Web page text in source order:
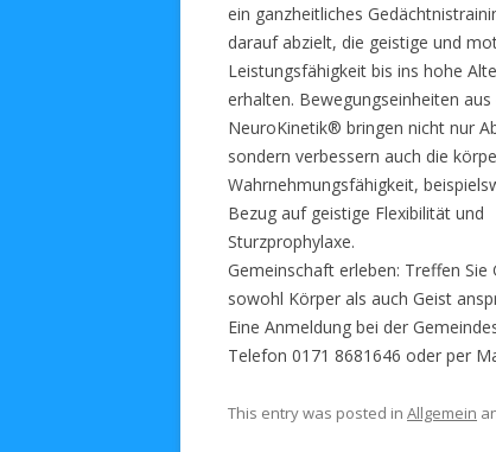
ein ganzheitliches
darauf abzielt, die geistige und
Leistungsfähigkeit bis ins hohe
erhalten. Bewegungseinheiten aus
NeuroKinetik® bringen nicht nur
sondern verbessern auch die
Wahrnehmungsfähigkeit,
Bezug auf geistige Flexibilität und
Sturzprophylaxe.
Gemeinschaft erleben: Treffen
sowohl Körper als auch Geist
Eine Anmeldung bei der
Telefon 0171 8681646 oder per
This entry was posted in Allgemein